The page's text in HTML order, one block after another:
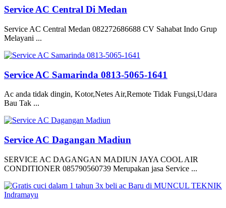
Service AC Central Di Medan
Service AC Central Medan 082272686688 CV Sahabat Indo Grup
Melayani ...
Service AC Samarinda 0813-5065-1641
Ac anda tidak dingin, Kotor,Netes Air,Remote Tidak Fungsi,Udara
Bau Tak ...
Service AC Dagangan Madiun
SERVICE AC DAGANGAN MADIUN JAYA COOL AIR
CONDITIONER 085790560739 Merupakan jasa Service ...